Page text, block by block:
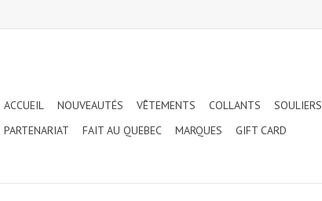
ACCUEIL NOUVEAUTÉS VÊTEMENTS COLLANTS SOULIERS
PARTENARIAT
FAIT AU QUEBEC MARQUES GIFT CARD